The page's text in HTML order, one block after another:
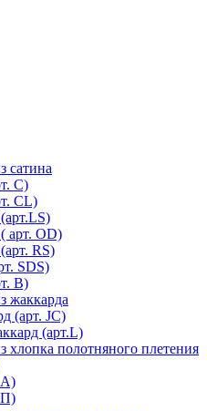
сатина
С)
СL)
арт. OD)
RS)
SDS)
В)
жаккарда
(арт. JC)
(арт.L)
хлопка полотняного плетения
А)
П)